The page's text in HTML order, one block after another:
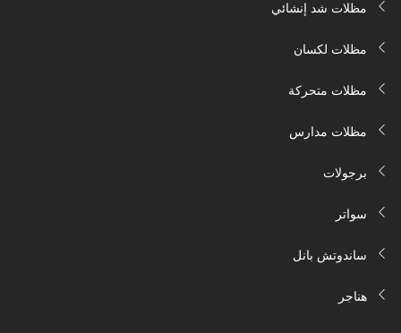
مظلات شد إنشائي
مظلات لكسان
مظلات متحركة
مظلات مدارس
برجولات
سواتر
ساندوتش بانل
هناجر